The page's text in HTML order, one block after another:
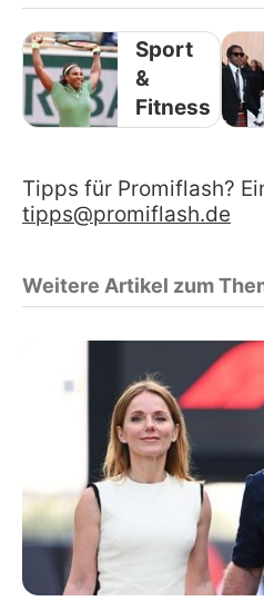
Sport
&
Fitness
Tipps für Promiflash?
tipps@promiflash.de
Weitere Artikel zum